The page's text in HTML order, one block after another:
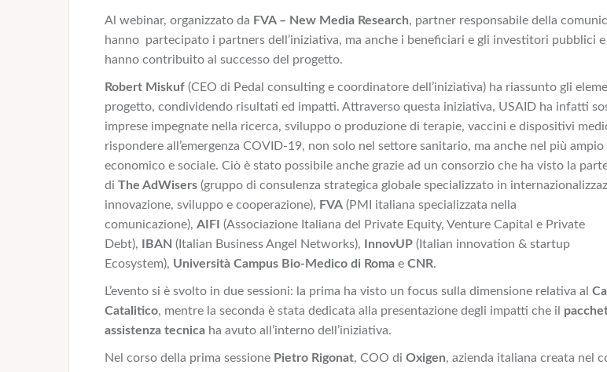
Al webinar, organizzato da FVA – New Media Research, partner responsabile della
hanno partecipato i partners dell’iniziativa, ma anche i beneficiari e gli investitori pubblici
hanno contribuito al successo del progetto.
Robert Miskuf (CEO di Pedal consulting e coordinatore dell’iniziativa) ha riassunto gli
progetto, condividendo risultati ed impatti. Attraverso questa iniziativa, USAID ha infatti
imprese impegnate nella ricerca, sviluppo o produzione di terapie, vaccini e dispositivi
rispondere all’emergenza COVID-19, non solo nel settore sanitario, ma anche nel più
economico e sociale. Ciò è stato possibile anche grazie ad un consorzio che ha visto la
di The AdWisers (gruppo di consulenza strategica globale specializzato in
innovazione, sviluppo e cooperazione), FVA (PMI italiana specializzata nella
comunicazione), AIFI (Associazione Italiana del Private Equity, Venture Capital e Private
Debt),
IBAN (Italian Business Angel Networks), InnovUP (Italian innovation & startup
Ecosystem), Università Campus Bio-Medico di Roma e CNR.
L’evento si è svolto in due sessioni: la prima ha visto un focus sulla dimensione relativa al
Catalitico, mentre la seconda è stata dedicata alla presentazione degli impatti che il
assistenza tecnica ha avuto all’interno dell’iniziativa.
Nel corso della prima sessione Pietro Rigonat, COO di Oxigen, azienda italiana creata nel